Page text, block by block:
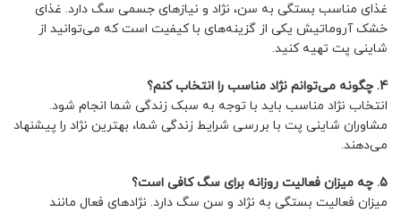
غذای مناسب بستگی به سن، نژاد و نیازهای جسمی سگ دارد. غذای
خشک آروماتیش یکی از گزینه‌های با کیفیت است که می‌توانید از
شاینی پت تهیه کنید.
4. چگونه می‌توانم نژاد مناسب را انتخاب کنم؟
انتخاب نژاد مناسب باید با توجه به سبک زندگی شما انجام شود.
مشاوران شاینی پت با بررسی شرایط زندگی شما، بهترین نژاد را پیشنهاد
می‌دهند.
5. چه میزان فعالیت روزانه برای سگ کافی است؟
میزان فعالیت بستگی به نژاد و سن سگ دارد. نژادهای فعال مانند